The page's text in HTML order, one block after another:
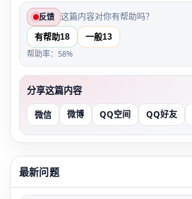
反馈 这篇内容对你有帮助吗？
有帮助18 一般13
帮助率：58%
分享这篇内容
微信 微博 QQ空间 QQ好友
最新问题